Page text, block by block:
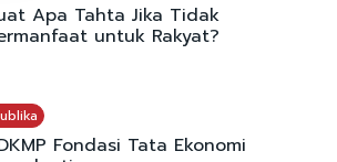
Apa Tahta Jika Tidak
untuk Rakyat?
Fondasi Tata Ekonomi